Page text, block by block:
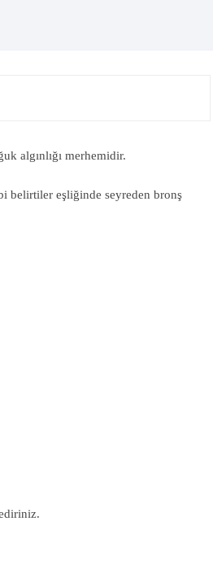
algınlığı merhemidir.
belirtiler eşliğinde seyreden bronş